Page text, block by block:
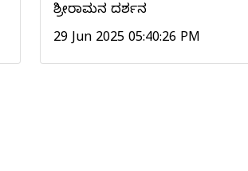
ಶ್ರೀರಾಮನ ದರ್ಶನ
29 Jun 2025 05:40:26 PM